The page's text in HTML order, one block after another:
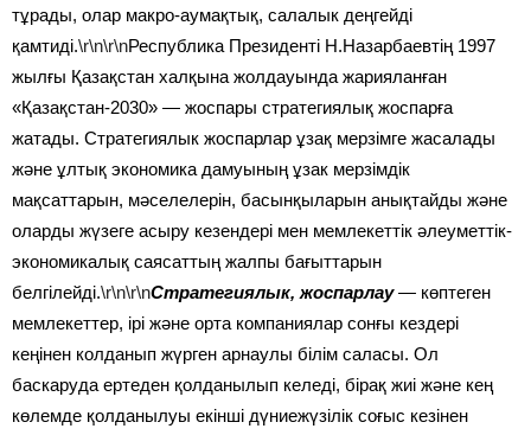
тұрады, олар макро-аумақтық, салалык деңгейді
қамтиді.\r\n\r\nРеспублика Президенті Н.Назарбаевтің 1997
жылғы Қазақстан халқына жолдауында жарияланған
«Қазақстан-2030» — жоспары стратегиялық жоспарға
жатады. Стратегиялык жоспарлар ұзақ мерзімге жасалады
және ұлтық экономика дамуының ұзак мерзімдік
мақсаттарын, мәселелерін, басынқыларын анықтайды және
оларды жүзеге асыру кезендері мен мемлекеттік әлеуметтік-
экономикалық саясаттың жалпы бағыттарын
белгілейді.\r\n\r\nСтратегиялык, жоспарлау— көптеген
мемлекеттер, ірі және орта компаниялар сонғы кездері
кеңінен колданып жүрген арнаулы білім саласы. Ол
баскаруда ертеден қолданылып келеді, бірақ жиі және кең
көлемде қолданылуы екінші дүниежүзілік соғыс кезінен